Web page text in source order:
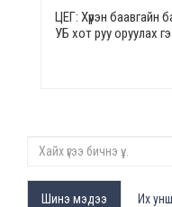
ЦЕГ: Хүрэн баавгайн
УБ хот руу оруулах
Шинэ мэдээ Их